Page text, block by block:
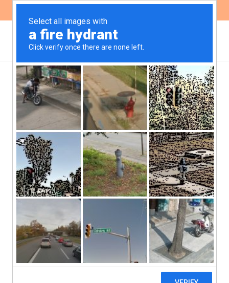
AMBIENTE NOTICIAS
Exposición de animales
en vidrieras: una práctica
prohibida pero vigente
Pese a que la venta y exposición de
animales en vidrieras es una práctica
prohibida en Córdoba, todavía es
común verlos exhibidos en algunas
veterinarias de la ciudad.
La prohibición empezó a regir luego de que se aprobara